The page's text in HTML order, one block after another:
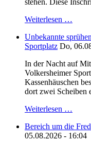
stehen. Diese
Weiterlesen …
Unbekannte
Sportplatz Do,
In der Nacht auf
Volkersheimer
Kassenhäuschen
dort zwei Scheiben
Weiterlesen …
Bereich um die
05.08.2026 - 16:04